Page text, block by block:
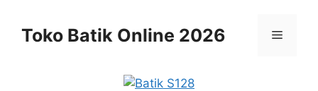
contentToko Batik Online 2026 Menu